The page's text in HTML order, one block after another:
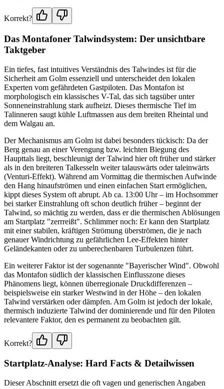
Korrekt?
Das Montafoner Talwindsystem: Der unsichtbare
Taktgeber
Ein tiefes, fast intuitives Verständnis des Talwindes ist für die
Sicherheit am Golm essenziell und unterscheidet den lokalen
Experten vom gefährdeten Gastpiloten. Das Montafon ist
morphologisch ein klassisches V-Tal, das sich tagsüber unter
Sonneneinstrahlung stark aufheizt. Dieses thermische Tief im
Talinneren saugt kühle Luftmassen aus dem breiten Rheintal und
dem Walgau an.
Der Mechanismus am Golm ist dabei besonders tückisch: Da der
Berg genau an einer Verengung bzw. leichten Biegung des
Haupttals liegt, beschleunigt der Talwind hier oft früher und stärker
als in den breiteren Talkesseln weiter talauswärts oder taleinwärts
(Venturi-Effekt). Während am Vormittag die thermischen Aufwinde
den Hang hinaufströmen und einen einfachen Start ermöglichen,
kippt dieses System oft abrupt. Ab ca. 13:00 Uhr – im Hochsommer
bei starker Einstrahlung oft schon deutlich früher – beginnt der
Talwind, so mächtig zu werden, dass er die thermischen Ablösungen
am Startplatz "zerrreißt". Schlimmer noch: Er kann den Startplatz
mit einer stabilen, kräftigen Strömung überströmen, die je nach
genauer Windrichtung zu gefährlichen Lee-Effekten hinter
Geländekanten oder zu unberechenbaren Turbulenzen führt.
Ein weiterer Faktor ist der sogenannte "Bayerischer Wind". Obwohl
das Montafon südlich der klassischen Einflusszone dieses
Phänomens liegt, können überregionale Druckdifferenzen –
beispielsweise ein starker Westwind in der Höhe – den lokalen
Talwind verstärken oder dämpfen. Am Golm ist jedoch der lokale,
thermisch induzierte Talwind der dominierende und für den Piloten
relevantere Faktor, den es permanent zu beobachten gilt.
Korrekt?
Startplatz-Analyse: Hard Facts & Detailwissen
Dieser Abschnitt ersetzt die oft vagen und generischen Angaben